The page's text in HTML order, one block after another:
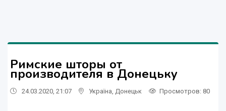
Римские шторы от
производителя в Донецьку
24.03.2020, 21:07 Україна Донецьк Просмотров: 80